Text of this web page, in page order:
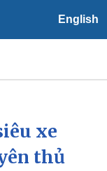
English
tiết
xe
thủ